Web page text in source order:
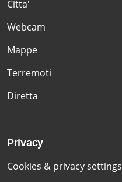
Citta'
Webcam
Mappe
Terremoti
Diretta
Privacy
Cookies & privacy settings